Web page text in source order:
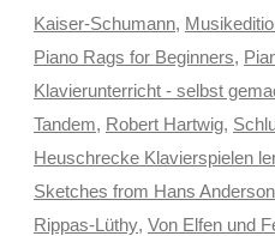
Kaiser-Schumann,
Piano Rags for Beginners,
Klavierunterricht - selbst
Tandem, Robert Hartwig,
Heuschrecke Klavierspielen
Sketches from Hans Anderson
Rippas-Lüthy, Von Elfen und